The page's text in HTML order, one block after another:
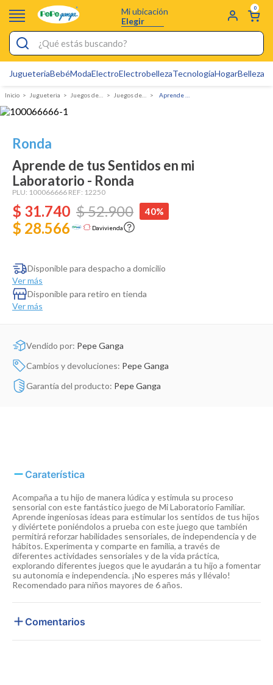
Mi ubicación
Elegir
0
¿Qué estás buscando?
JugueteriaBebéModaElectroElectrobellezaTecnologíaHogarBelleza
Jugueteria juegos de mesa Juegos de Niños
Ronda
Aprende de tus Sentidos en mi
Laboratorio - Ronda
PLU: 100066666 REF: 12250
$ 31.740 $52.900 40%
$ 28.566 Davivienda
Disponible para despacho a domicilio
Ver más
Disponible para retiro en tienda
Ver más
Vendido por: Pepe Ganga
Cambios y devoluciones: Pepe Ganga
Garantía del producto: Pepe Ganga
Caraterística
Acompaña a tu hijo de manera lúdica y estimula su proceso
sensorial con este fantástico juego de Mi Laboratorio Familiar.
Aprende ingeniosas ideas para estimular los sentidos de tus hijos
y diviértete poniéndolos a prueba con este juego que también
permitirá reforzar habilidades sensoriales, de independencia y de
hábitos. Experimenta y comparte en familia, a través de
diferentes actividades sensoriales y de la vida práctica,
explorando diferentes juegos que le ayudarán a tu hijo a fomentar
su autonomía e independencia. ¡No esperes más y llévalo!
Recomendado para niños mayores de 6 años.
Comentarios
Pijamas
Figuras Toy Story
Carters
Silla Mecedora Bebé
Bebes
Cuna Colecho
Dinosaurio Juguete